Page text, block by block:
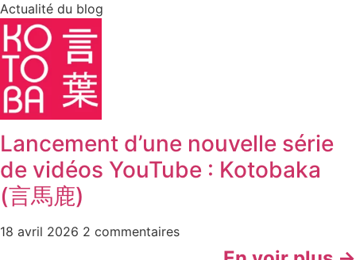
Actualité du blog
Lancement d’une nouvelle série
de vidéos YouTube : Kotobaka
(言馬鹿)
18 avril 2026 2 commentaires